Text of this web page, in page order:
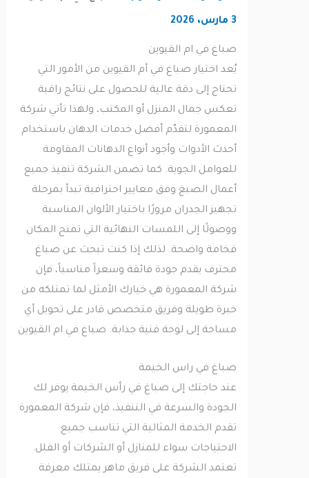
صباغ في ام القيوين
يُعد اختيار صباغ في أم القيوين من الأمور التي
تحتاج إلى دقة عالية للحصول على نتائج راقية
تعكس جمال المنزل أو المكتب، ولهذا تأتي شركة
المعمورة لتقدّم أفضل خدمات الدهان باستخدام
أحدث الأدوات وأجود أنواع الدهانات المقاومة
للعوامل الجوية. كما تضمن الشركة تنفيذ جميع
أعمال الصبغ وفق معايير احترافية تبدأ بمرحلة
تجهيز الجدران مرورًا باختيار الألوان المناسبة
ووصولًا إلى اللمسات النهائية التي تمنح المكان
فخامة واضحة. لذلك إذا كنت تبحث عن صباغ
محترف يقدم جودة فائقة وسعراً مناسباً، فإن
شركة المعمورة هي خيارك الأمثل لما تمتلكه من
خبرة طويلة وفريق متخصص قادر على تحويل أي
مساحة إلى لوحة فنية جذابة. صباغ في ام القيوين
صباغ في راس الخيمة
عند حاجتك إلى صباغ في رأس الخيمة يوفر لك
الجودة والسرعة في التنفيذ، فإن شركة المعمورة
تقدم الخدمة المثالية التي تناسب جميع
الاحتياجات سواء للمنازل أو الشركات أو الفلل.
تعتمد الشركة على فريق ماهر يمتلك معرفة